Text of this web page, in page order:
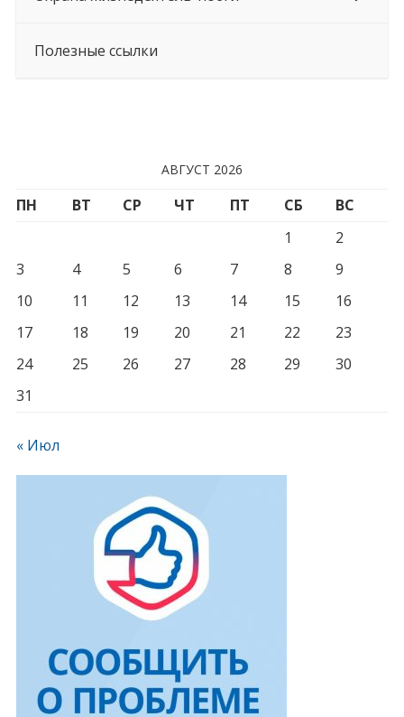
Полезные ссылки
АВГУСТ 2026
ПН ВТ СР ЧТ ПТ СБ
ВС
1
2
3
4 5 6 7 8
9
10
11 12 13 14 15
16
17
18 19 20 21 22
23
24
25 26 27 28 29
30
31
« Июл